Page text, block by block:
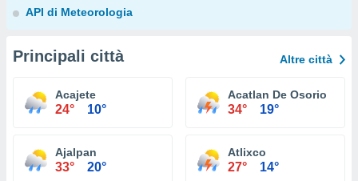
API di Meteorologia
Principali città Altre città
Acajete
24° 10°
Acatlan De Osorio
34° 19°
Ajalpan
33° 20°
Atlixco
27° 14°